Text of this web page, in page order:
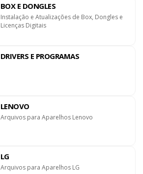
BOX E DONGLES
Instalação e Atualizações de Box, Dongles e
Licenças Digitais
DRIVERS E PROGRAMAS
LENOVO
Arquivos para Aparelhos Lenovo
LG
Arquivos para Aparelhos LG